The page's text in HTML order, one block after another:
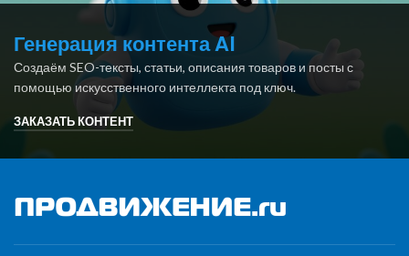
Генерация контента AI
Создаём SEO-тексты, статьи, описания товаров и посты с
помощью искусственного интеллекта под ключ.
ЗАКАЗАТЬ КОНТЕНТ